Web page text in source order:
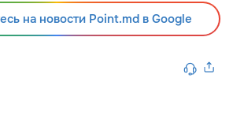
на новости Point.md в Google